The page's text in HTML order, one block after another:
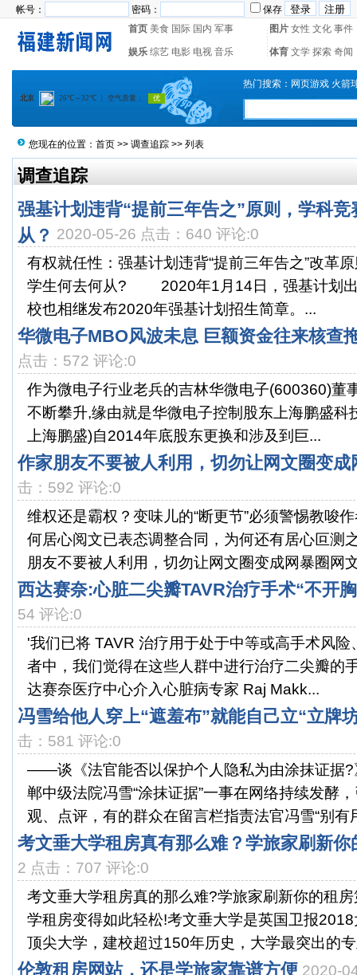
帐号： 密码：
保存
首页 美食 国际 国内 军事 图片 女性 文化 事件
娱乐 综艺 电影 电视 音乐 体育 文学 探索 奇闻
热门搜索： 网页游戏 火箭
您现在的位置： 首页 >> 调查追踪 >> 列表
调查追踪
强基计划违背“提前三年告之”原则，学科
从？ 2020-05-26 点击：640 评论:0
有权就任性：强基计划违背“提前三年告之”改革
学生何去何从? 2020年1月14日，强基计划出
校也相继发布2020年强基计划招生简章。...
华微电子MBO风波未息 巨额资金往来核查
点击：572 评论:0
作为微电子行业老兵的吉林华微电子(600360)董
不断攀升,缘由就是华微电子控制股东上海鹏盛科
上海鹏盛)自2014年底股东更换和涉及到巨...
作家朋友不要被人利用，切勿让网文圈变成
击：592 评论:0
维权还是霸权？变味儿的“断更节”必须警惕教唆
何居心阅文已表态调整合同，为何还有居心叵测
朋友不要被人利用，切勿让网文圈变成网暴圈网
西达赛奈:心脏二尖瓣TAVR治疗手术“不开
54 评论:0
'我们已将 TAVR 治疗用于处于中等或高手术风
者中，我们觉得在这些人群中进行治疗二尖瓣的
达赛奈医疗中心介入心脏病专家 Raj Makk...
冯雪给他人穿上“遮羞布”就能自己立“立牌
击：581 评论:0
——谈《法官能否以保护个人隐私为由涂抹证据?
郸中级法院冯雪“涂抹证据”一事在网络持续发酵
观、点评，有的群众在留言栏指责法官冯雪“别有
考文垂大学租房真有那么难？学旅家刷新你
2 点击：707 评论:0
考文垂大学租房真的那么难?学旅家刷新你的租
学租房变得如此轻松!考文垂大学是英国卫报
顶尖大学，建校超过150年历史，大学最突出的
伦敦租房网站，还是学旅家靠谱方便 2020-